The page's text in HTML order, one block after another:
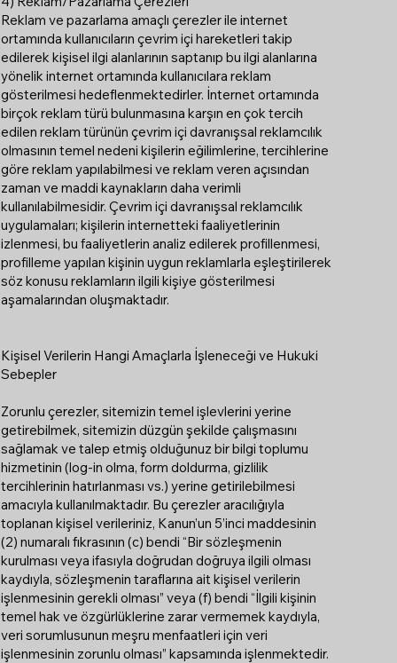
Reklam ve pazarlama amaçlı çerezler ile internet
ortamında kullanıcıların çevrim içi hareketleri takip
edilerek kişisel ilgi alanlarının saptanıp bu ilgi alanlarına
yönelik internet ortamında kullanıcılara reklam
gösterilmesi hedeflenmektedirler. İnternet ortamında
birçok reklam türü bulunmasına karşın en çok tercih
edilen reklam türünün çevrim içi davranışsal reklamcılık
olmasının temel nedeni kişilerin eğilimlerine, tercihlerine
göre reklam yapılabilmesi ve reklam veren açısından
zaman ve maddi kaynakların daha verimli
kullanılabilmesidir. Çevrim içi davranışsal reklamcılık
uygulamaları; kişilerin internetteki faaliyetlerinin
izlenmesi, bu faaliyetlerin analiz edilerek profillenmesi,
profilleme yapılan kişinin uygun reklamlarla eşleştirilerek
söz konusu reklamların ilgili kişiye gösterilmesi
aşamalarından oluşmaktadır.
Kişisel Verilerin Hangi Amaçlarla İşleneceği ve Hukuki
Sebepler
Zorunlu çerezler, sitemizin temel işlevlerini yerine
getirebilmek, sitemizin düzgün şekilde çalışmasını
sağlamak ve talep etmiş olduğunuz bir bilgi toplumu
hizmetinin (log-in olma, form doldurma, gizlilik
tercihlerinin hatırlanması vs.) yerine getirilebilmesi
amacıyla kullanılmaktadır. Bu çerezler aracılığıyla
toplanan kişisel verileriniz, Kanun’un 5’inci maddesinin
(2) numaralı fıkrasının (c) bendi “Bir sözleşmenin
kurulması veya ifasıyla doğrudan doğruya ilgili olması
kaydıyla, sözleşmenin taraflarına ait kişisel verilerin
işlenmesinin gerekli olması” veya (f) bendi “İlgili kişinin
temel hak ve özgürlüklerine zarar vermemek kaydıyla,
veri sorumlusunun meşru menfaatleri için veri
işlenmesinin zorunlu olması” kapsamında işlenmektedir.